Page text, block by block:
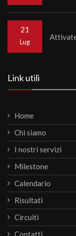
21
Lug
Link utili
Home
Chi siamo
I nostri servizi
Milestone
Calendario
Risultati
Circuiti
Contatti